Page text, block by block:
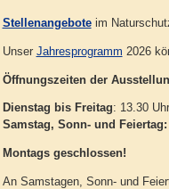
Stellenangeboteim
Unser Jahresprogramm 2026
Öffnungszeiten der
Dienstag bis Freitag: 13.30
Samstag, Sonn- und Feiertag:
Montags geschlossen!
An Samstagen, Sonn- und